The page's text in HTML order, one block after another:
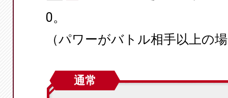
0。
（パワーがバトル相手以上の
通常